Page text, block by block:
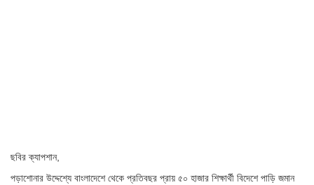
ছবির ক্যাপশান,
পড়াশোনার উদ্দেশ্যে বাংলাদেশে থেকে প্রতিবছর প্রায় ৫০ হাজার শিক্ষার্থী বিদেশে পাড়ি জমান